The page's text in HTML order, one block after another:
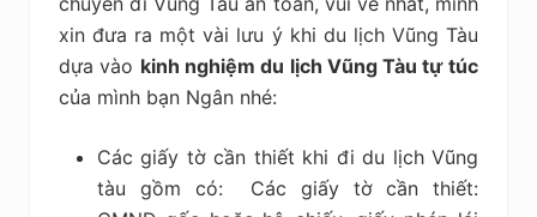
xin đưa ra một vài lưu ý khi du lịch Vũng Tàu
dựa vào kinh nghiệm du lịch Vũng Tàu tự túc
của mình bạn Ngân nhé:
Các giấy tờ cần thiết khi đi du lịch Vũng
tàu gồm có: Các giấy tờ cần thiết: